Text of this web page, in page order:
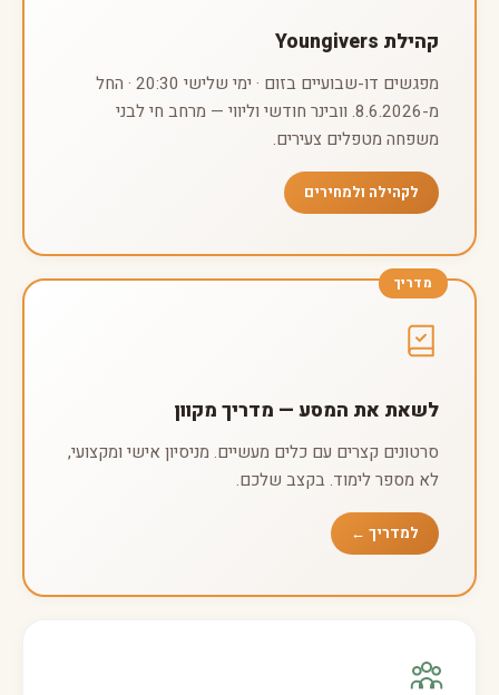
קהילת Youngivers
מפגשים דו-שבועיים בזום · ימי שלישי 20:30 · החל
מ-8.6.2026. וובינר חודשי וליווי — מרחב חי לבני
משפחה מטפלים צעירים.
לקהילה ולמחירים
מדריך
לשאת את המסע — מדריך מקוון
סרטונים קצרים עם כלים מעשיים. מניסיון אישי ומקצועי,
לא מספר לימוד. בקצב שלכם.
למדריך ←